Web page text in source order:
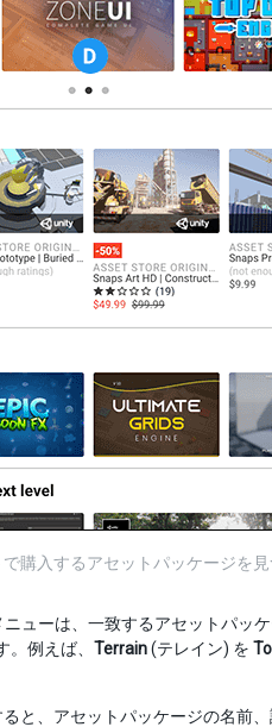
購入するアセットパッケージを
ューは、一致するアセットパッ
例えば、 Terrain(テレイン) を
と、アセットパッケージの名前